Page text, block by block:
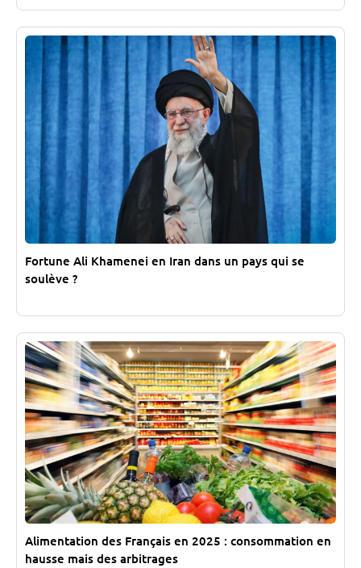
Fortune Ali Khamenei en Iran dans un pays qui se
soulève ?
Alimentation des Français en 2025 : consommation en
hausse mais des arbitrages